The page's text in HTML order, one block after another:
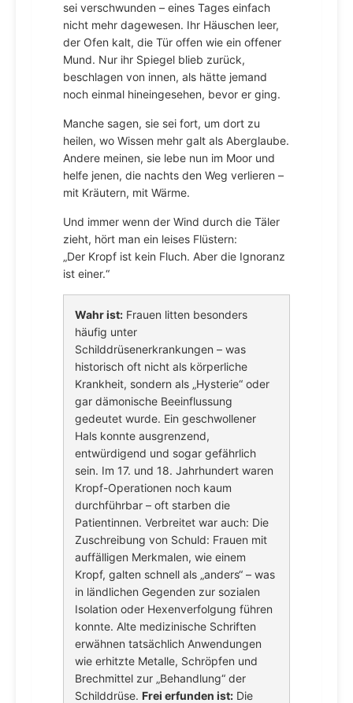
sei verschwunden – eines Tages einfach
nicht mehr dagewesen. Ihr Häuschen leer,
der Ofen kalt, die Tür offen wie ein offener
Mund. Nur ihr Spiegel blieb zurück,
beschlagen von innen, als hätte jemand
noch einmal hineingesehen, bevor er ging.
Manche sagen, sie sei fort, um dort zu
heilen, wo Wissen mehr galt als Aberglaube.
Andere meinen, sie lebe nun im Moor und
helfe jenen, die nachts den Weg verlieren –
mit Kräutern, mit Wärme.
Und immer wenn der Wind durch die Täler
zieht, hört man ein leises Flüstern:
„Der Kropf ist kein Fluch. Aber die Ignoranz
ist einer.“
Wahr ist: Frauen litten besonders
häufig unter
Schilddrüsenerkrankungen – was
historisch oft nicht als körperliche
Krankheit, sondern als „Hysterie“ oder
gar dämonische Beeinflussung
gedeutet wurde. Ein geschwollener
Hals konnte ausgrenzend,
entwürdigend und sogar gefährlich
sein. Im 17. und 18. Jahrhundert waren
Kropf-Operationen noch kaum
durchführbar – oft starben die
Patientinnen. Verbreitet war auch: Die
Zuschreibung von Schuld: Frauen mit
auffälligen Merkmalen, wie einem
Kropf, galten schnell als „anders“ – was
in ländlichen Gegenden zur sozialen
Isolation oder Hexenverfolgung führen
konnte. Alte medizinische Schriften
erwähnen tatsächlich Anwendungen
wie erhitzte Metalle, Schröpfen und
Brechmittel zur „Behandlung“ der
Schilddrüse. Frei erfunden ist: Die